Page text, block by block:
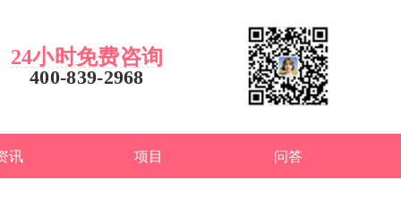
24小时免费咨询
400-839-2968
讯 项目 问答